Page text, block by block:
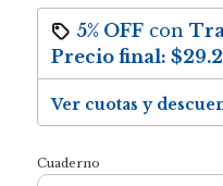
5% OFFcon
Precio final:
Ver cuotas y
Cuaderno